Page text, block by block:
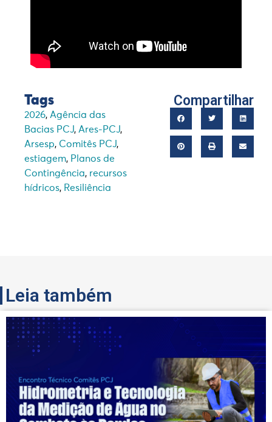
Tags
2026, Agência das
Bacias PCJ, Ares-PCJ,
Arsesp, Comitês PCJ,
estiagem, Planos de
Contingência, recursos
hídricos, Resiliência
Compartilhar
Leia também